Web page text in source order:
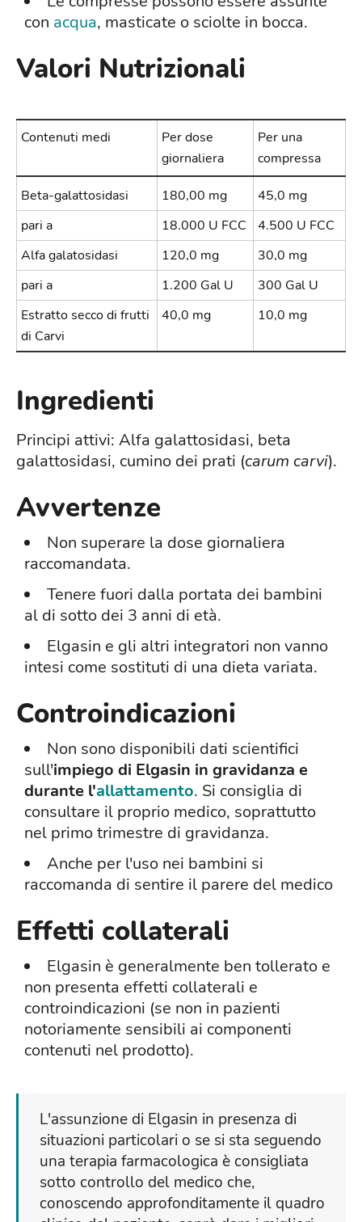
con acqua, masticate o sciolte in bocca.
Valori Nutrizionali
Contenuti medi
Per dose
giornaliera
Per una
compressa
Beta-galattosidasi 180,00 mg
45,0 mg
pari a
18.000 U FCC
4.500 U FCC
Alfa galatosidasi
120,0 mg
30,0 mg
pari a
1.200 Gal U
300 Gal U
Estratto secco di frutti
di Carvi
40,0 mg 10,0 mg
Ingredienti
Principi attivi: Alfa galattosidasi, beta
galattosidasi, cumino dei prati (carum carvi).
Avvertenze
Non superare la dose giornaliera
raccomandata.
Tenere fuori dalla portata dei bambini
al di sotto dei 3 anni di età.
Elgasin e gli altri integratori non vanno
intesi come sostituti di una dieta variata.
Controindicazioni
Non sono disponibili dati scientifici
sull'impiego di Elgasin in gravidanza e
durante l'allattamento. Si consiglia di
consultare il proprio medico, soprattutto
nel primo trimestre di gravidanza.
Anche per l'uso nei bambini si
raccomanda di sentire il parere del medico
Effetti collaterali
Elgasin è generalmente ben tollerato e
non presenta effetti collaterali e
controindicazioni (se non in pazienti
notoriamente sensibili ai componenti
contenuti nel prodotto).
L'assunzione di Elgasin in presenza di
situazioni particolari o se si sta seguendo
una terapia farmacologica è consigliata
sotto controllo del medico che,
conoscendo approfonditamente il quadro